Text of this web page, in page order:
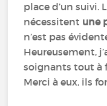
place d’un suivi.
nécessitent une
n’est pas
Heureusement,
soignants tout à
Merci à eux, ils